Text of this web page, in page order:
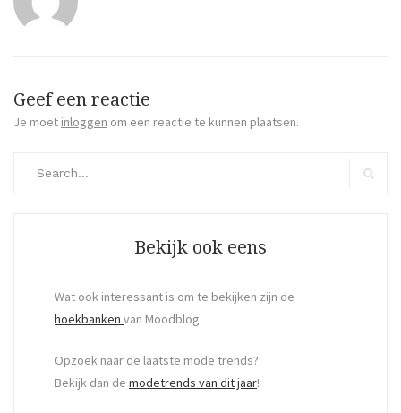
Geef een reactie
Je moet inloggen om een reactie te kunnen plaatsen.
Bekijk ook eens
Wat ook interessant is om te bekijken zijn de
hoekbanken van Moodblog.
Opzoek naar de laatste mode trends?
Bekijk dan de modetrends van dit jaar!